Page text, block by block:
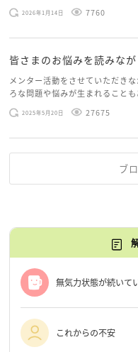
ースがありますお悩みというのは
層心理）に触れることで、まった
2026年1月14日 7760
皆さまのお悩みを読みなが
メンター活動をさせていただき
ろな問題や悩みが生まれること
のお悩みを読みながら 「みんな
だけじゃないんだな」と、逆に励
2025年5月20日 27675
ブ
無気力状態が続いて
これからの不安